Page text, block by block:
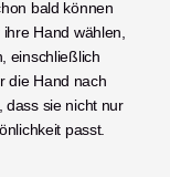
bald können
Hand wählen,
einschließlich
die Hand nach
dass sie nicht nur
passt.